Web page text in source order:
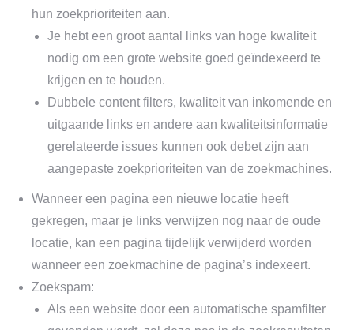
hun zoekprioriteiten aan.
Je hebt een groot aantal links van hoge kwaliteit
nodig om een grote website goed geïndexeerd te
krijgen en te houden.
Dubbele content filters, kwaliteit van inkomende en
uitgaande links en andere aan kwaliteitsinformatie
gerelateerde issues kunnen ook debet zijn aan
aangepaste zoekprioriteiten van de zoekmachines.
Wanneer een pagina een nieuwe locatie heeft
gekregen, maar je links verwijzen nog naar de oude
locatie, kan een pagina tijdelijk verwijderd worden
wanneer een zoekmachine de pagina’s indexeert.
Zoekspam:
Als een website door een automatische spamfilter